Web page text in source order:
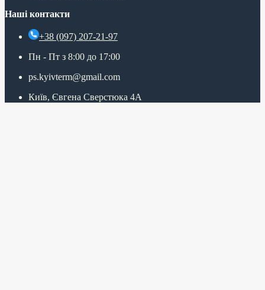
Наші контакти
+38 (097) 207-21-97
Пн - Пт з 8:00 до 17:00
ps.kyivterm@gmail.com
Київ, Євгена Сверстюка 4А